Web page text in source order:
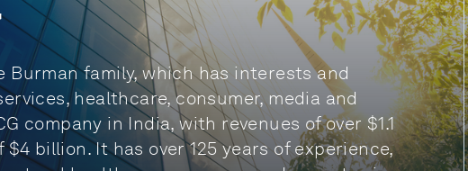
family, which has interests and
healthcare, consumer, media and
company in India, with revenues of over $1.1
billion. It has over 125 years of experience,